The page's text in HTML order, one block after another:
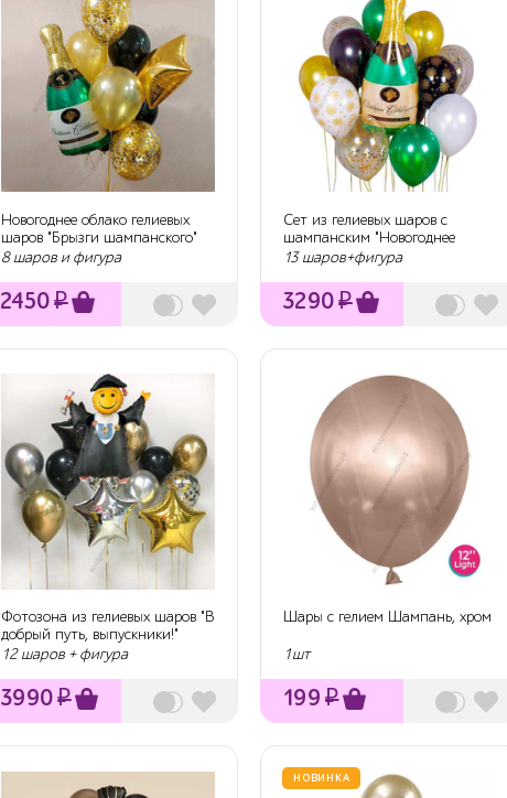
Новогоднее облако гелиевых
шаров "Брызги шампанского"
8 шаров и фигура
2450₽
Сет из гелиевых шаров с
шампанским "Новогоднее
настроение"
13 шаров+фигура
3290₽
Фотозона из гелиевых шаров "В
добрый путь, выпускники!"
12 шаров + фигура
3990₽
Шары с гелием Шампань, хром
1шт
199 ₽
НОВИНКА